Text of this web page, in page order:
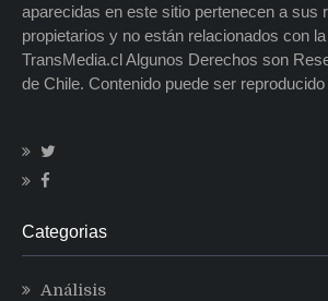
aparecidas en este sitio pertenecen a sus
propietarios y no están relacionados con
TransMedia.cl Algunos Derechos son
de Chile. Contenido puede ser
Categorias
Análisis